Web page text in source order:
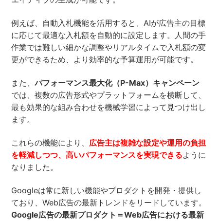
例えば、自動入札機能を活用すると、AIが広告主の目標
に応じて最適な入札額を自動的に設定します。
人間の手
作業では難しい細かな調整やリアルタイムで入札額の変
更ができるため、より効率的な予算運用が可能です。
また、パフォーマンス最大化（P-Max）キャンペーン
では、複数の広告形式やプラットフォームを横断して、
最も効果的な組み合わせを機械学習によって見つけ出し
ます。
これらの機能により、 広告主は複雑な設定や運用の負担
を軽減しつつ、高いパフォーマンスを実現できるように
なりました。
Googleは常に新しい機能やプロダクトを開発・提供し
ており、Web広告の最新トレンドをリードしています。
Google広告の最新プロダクト＝Web広告における最新